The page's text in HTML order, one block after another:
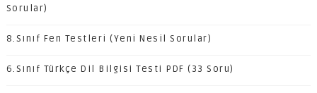
Sorular)
8.Sınıf Fen Testleri (Yeni Nesil Sorular)
6.Sınıf Türkçe Dil Bilgisi Testi PDF (33 Soru)